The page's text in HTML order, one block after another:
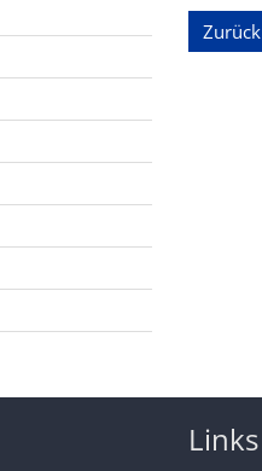
Zurück
Links